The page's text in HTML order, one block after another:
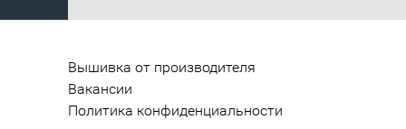
Вышивка от производителя
Вакансии
Политика конфиденциальности